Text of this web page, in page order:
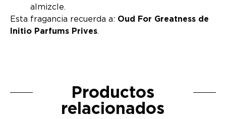
almizcle.
Esta fragancia recuerda a: Oud For Greatness de
Initio Parfums Prives.
Productos
relacionados